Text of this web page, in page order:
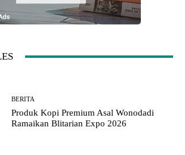
BERITA
Produk Kopi Premium Asal Wonodadi
Ramaikan Blitarian Expo 2026